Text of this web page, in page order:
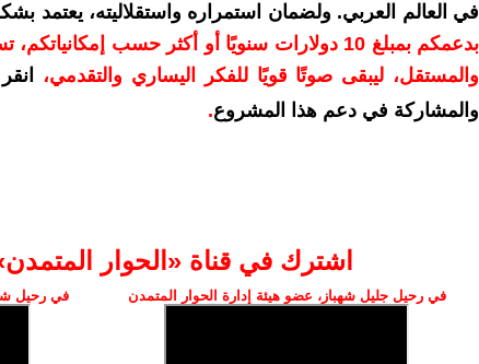
في العالم العربي. ولضمان استمراره واستقلاليته، يعتمد
بدعمكم بمبلغ 10 دولارات سنويًا أو أكثر حسب
والمستقل، ليبقى صوتًا قويًا للفكر اليساري والتقدمي،
والمشاركة في دعم هذا المشروع.
اشترك في قناة ‫«الحوار
في رحيل جليل شهباز، عضو هيئة إدارة الحوار المتمدن في رحيل